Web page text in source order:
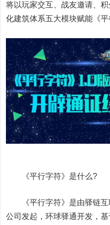
将以玩家交互、战友邀请、
化建筑体系五大模块赋能《平
《平行字符》是什么?
《平行字符》是由驿链互
公司发起，环球驿通开发，